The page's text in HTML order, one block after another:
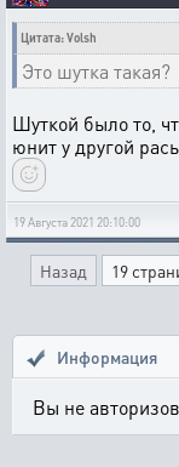
Цитата: Volsh
Это шутка такая?
Шуткой было то,
юнит у другой
19 Августа 2021 20:10:00
Назад 19
Информация
Вы не